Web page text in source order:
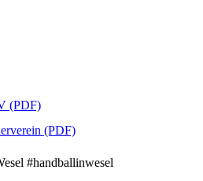
(PDF)
(PDF)
#handballinwesel